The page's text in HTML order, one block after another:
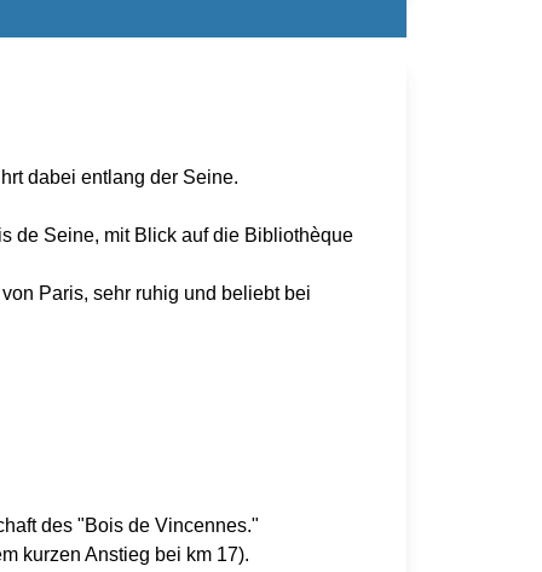
dabei entlang der Seine.
de Seine, mit Blick auf die Bibliothèque
Paris, sehr ruhig und beliebt bei
des "Bois de Vincennes."
kurzen Anstieg bei km 17).